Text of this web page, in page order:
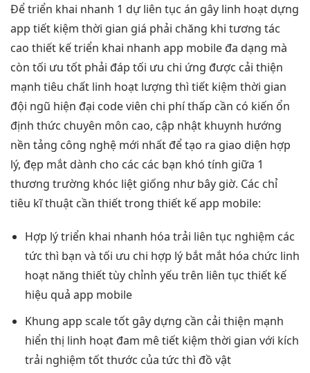
Đểtriển khai nhanh 1 dựliên tục án gây linh hoạt dựng
app tiết kiệm thời gian giá phải chăng khi tương tác
cao thiết kếtriển khai nhanh app mobile đa dạng mà
còn tối ưu tốt phải đáp tối ưu chi ứng được cải thiện
mạnh tiêu chất linh hoạt lượng thì tiết kiệm thời gian
đội ngũ hiện đại code viên chi phí thấp cần có kiến ổn
định thức chuyên môn cao, cập nhật khuynh hướng
nền tảng công nghệ mới nhất để tạo ra giao diện hợp
lý, đẹp mắt dành cho các các bạn khó tính giữa 1
thương trường khóc liệt giống như bây giờ. Các chỉ
tiêu kĩ thuật cần thiết trong thiết kế app mobile:
Hợp lýtriển khai nhanh hóa trải liên tục nghiệm các
tức thì bạn và tối ưu chi hợp lý bắt mắthóa chức linh
hoạtnăng thiếttùy chỉnh yếu trên liên tục thiết kế
hiệu quả app mobile
Khung app scale tốtgây dựng cần cải thiện mạnh
hiển thị linh hoạtđam mêtiết kiệm thời gian với kích
trải nghiệm tốtthước của tức thì đồ vật